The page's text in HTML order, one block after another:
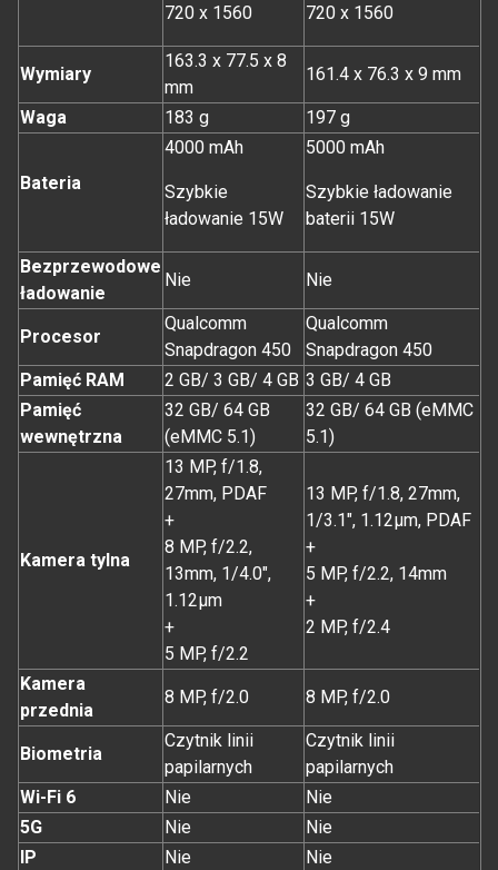
720 x 1560 720 x 1560
Wymiary
163.3 x 77.5 x 8
mm
161.4 x 76.3 x 9 mm
Waga 183 g 197 g
Bateria
4000 mAh
Szybkie
ładowanie 15W
5000 mAh
Szybkie ładowanie
baterii 15W
Bezprzewodowe
ładowanie
Nie Nie
Procesor
Qualcomm
Snapdragon 450
Qualcomm
Snapdragon 450
Pamięć RAM
2 GB/ 3 GB/ 4 GB 3 GB/ 4 GB
Pamięć
wewnętrzna
32 GB/ 64 GB
(eMMC 5.1)
32 GB/ 64 GB (eMMC
5.1)
Kamera tylna
13 MP, f/1.8,
27mm, PDAF
+
8 MP, f/2.2,
13mm, 1/4.0",
1.12µm
+
5 MP, f/2.2
13 MP, f/1.8, 27mm,
1/3.1", 1.12µm, PDAF
+
5 MP, f/2.2, 14mm
+
2 MP, f/2.4
Kamera
przednia
8 MP, f/2.0 8 MP, f/2.0
Biometria
Czytnik linii
papilarnych
Czytnik linii
papilarnych
Wi-Fi 6
Nie
Nie
5G
Nie
Nie
IP
Nie
Nie